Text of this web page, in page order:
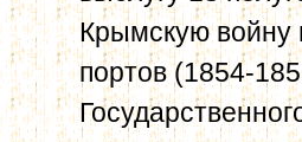
Крымскую войну
портов (1854-